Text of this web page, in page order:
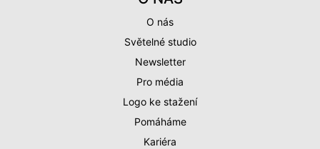
O nás
Světelné studio
Newsletter
Pro média
Logo ke stažení
Pomáháme
Kariéra